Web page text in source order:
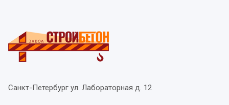
Санкт-Петербург ул. Лабораторная д. 12